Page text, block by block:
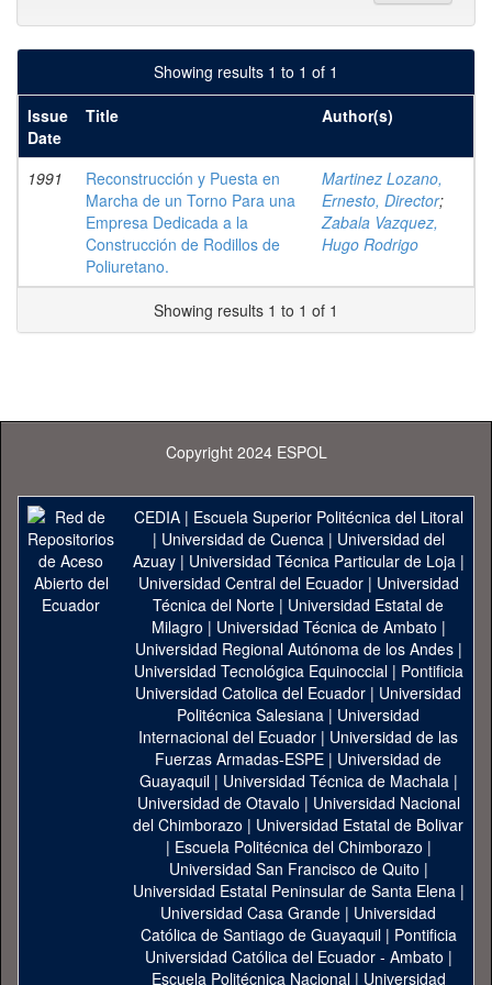
Showing results 1 to 1 of 1
Issue
Date
Title Author(s)
1991
Reconstrucción y Puesta en
Marcha de un Torno Para una
Empresa Dedicada a la
Construcción de Rodillos de
Poliuretano.
Martinez Lozano,
Ernesto, Director;
Zabala Vazquez,
Hugo Rodrigo
Showing results 1 to 1 of 1
Copyright 2024 ESPOL
CEDIA| Escuela Superior Politécnica del Litoral
| Universidad de Cuenca| Universidad del
Azuay| Universidad Técnica Particular de Loja|
Universidad Central del Ecuador| Universidad
Técnica del Norte | Universidad Estatal de
Milagro | Universidad Técnica de Ambato |
Universidad Regional Autónoma de los Andes|
Universidad Tecnológica Equinoccial| Pontificia
Universidad Catolica del Ecuador | Universidad
Politécnica Salesiana | Universidad
Internacional del Ecuador | Universidad de las
Fuerzas Armadas-ESPE | Universidad de
Guayaquil| Universidad Técnica de Machala|
Universidad de Otavalo | Universidad Nacional
del Chimborazo | Universidad Estatal de Bolivar
| Escuela Politécnica del Chimborazo |
Universidad San Francisco de Quito |
Universidad Estatal Peninsular de Santa Elena|
Universidad Casa Grande | Universidad
Católica de Santiago de Guayaquil| Pontificia
Universidad Católica del Ecuador - Ambato |
Escuela Politécnica Nacional| Universidad